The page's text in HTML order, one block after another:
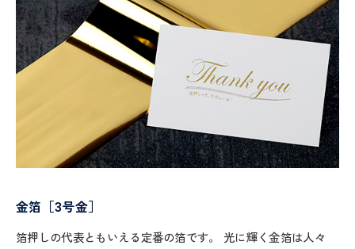
金箔［3号金］
箔押しの代表ともいえる定番の箔です。 光に輝く金箔は人々